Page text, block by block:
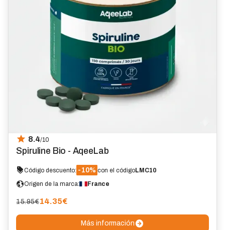
8.4/10
Spiruline Bio - AqeeLab
Código descuento: -10% con el códigoLMC10
Origen de la marca:
France
15.95€14.35€
Más información